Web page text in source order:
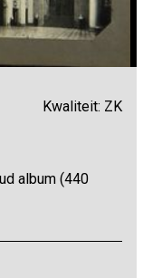
Kwaliteit: ZK
album (440